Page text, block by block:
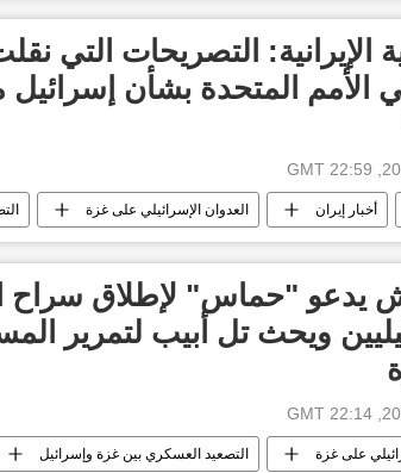
الإيرانية: التصريحات التي
الأمم المتحدة بشأن
أخبار إيران العدوان الإسرائيلي على غزة
يدعو "حماس" لإطلاق سراح
ويحث تل أبيب لتمرير
على غزة التصعيد العسكري بين غزة وإسرائيل